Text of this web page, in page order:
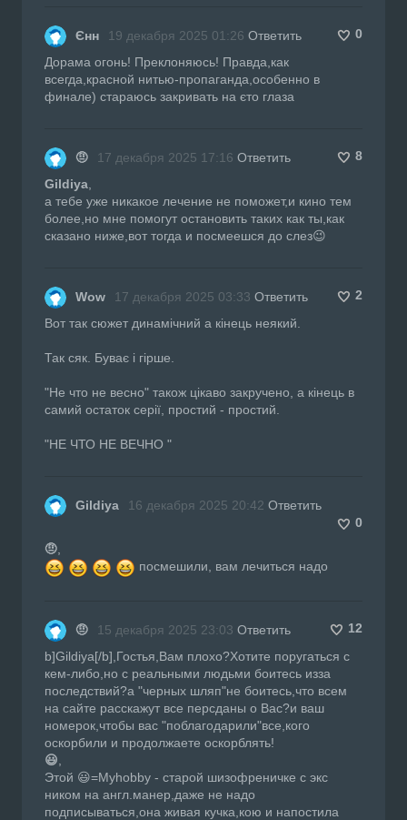
Єнн 19 декабря 2025 01:26 Ответить
0
Дорама огонь! Преклоняюсь! Правда,как
всегда,красной нитью-пропаганда,особенно в
финале) стараюсь закривать на єто глаза
🤨 17 декабря 2025 17:16 Ответить
8
Gildiya
а тебе уже никакое лечение не поможет,и кино тем
более,но мне помогут остановить таких как ты,как
сказано ниже,вот тогда и посмеешся до слез😉
Wow 17 декабря 2025 03:33 Ответить
2
Вот так сюжет динамічний а кінець неякий.
Так сяк. Буває і гірше.
"Не что не весно" також цікаво закручено, а кінець в
самий остаток серії, простий - простий.
"НЕ ЧТО НЕ ВЕЧНО "
Gildiya 16 декабря 2025 20:42 Ответить
0
🤨
посмешили, вам лечиться надо
🤨 15 декабря 2025 23:03 Ответить
12
b]Gildiya[/b],Гостья,Вам плохо?Хотите поругаться с
кем-либо,но с реальными людьми боитесь изза
последствий?а "черных шляп"не боитесь,что всем
на сайте расскажут все персданы о Вас?и ваш
номерок,чтобы вас "поблагодарили"все,кого
оскорбили и продолжаете оскорблять!
😃
Этой 😃=Myhobby - старой шизофреничке с экс
ником на англ.манер,даже не надо
подписываться,она живая кучка,кою и напостила